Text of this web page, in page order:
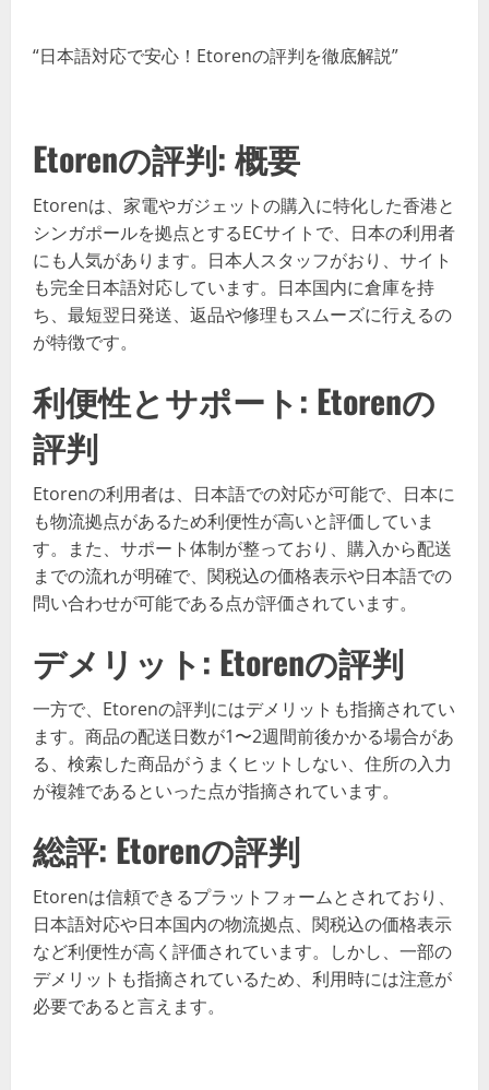
“日本語対応で安心！Etorenの評判を徹底解説”
Etorenの評判: 概要
Etorenは、家電やガジェットの購入に特化した香港と
シンガポールを拠点とするECサイトで、日本の利用者
にも人気があります。日本人スタッフがおり、サイト
も完全日本語対応しています。日本国内に倉庫を持
ち、最短翌日発送、返品や修理もスムーズに行えるの
が特徴です。
利便性とサポート: Etorenの
評判
Etorenの利用者は、日本語での対応が可能で、日本に
も物流拠点があるため利便性が高いと評価していま
す。また、サポート体制が整っており、購入から配送
までの流れが明確で、関税込の価格表示や日本語での
問い合わせが可能である点が評価されています。
デメリット: Etorenの評判
一方で、Etorenの評判にはデメリットも指摘されてい
ます。商品の配送日数が1〜2週間前後かかる場合があ
る、検索した商品がうまくヒットしない、住所の入力
が複雑であるといった点が指摘されています。
総評: Etorenの評判
Etorenは信頼できるプラットフォームとされており、
日本語対応や日本国内の物流拠点、関税込の価格表示
など利便性が高く評価されています。しかし、一部の
デメリットも指摘されているため、利用時には注意が
必要であると言えます。